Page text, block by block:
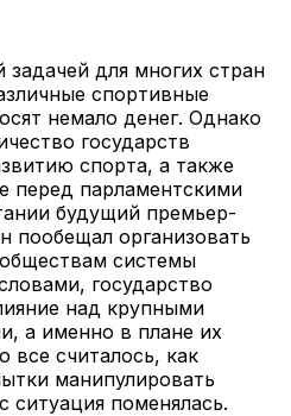
для многих стран
спортивные
немало денег. Однако
государств
спорта, а также
перед парламентскими
будущий премьер-
организовать
системы
государство
над крупными
а именно в плане их
все считалось, как
манипулировать
ситуация поменялась.